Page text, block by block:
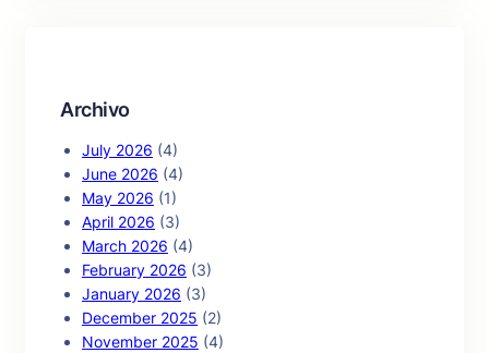
Archivo
July 2026 (4)
June 2026 (4)
May 2026 (1)
April 2026 (3)
March 2026 (4)
February 2026 (3)
January 2026 (3)
December 2025 (2)
November 2025 (4)